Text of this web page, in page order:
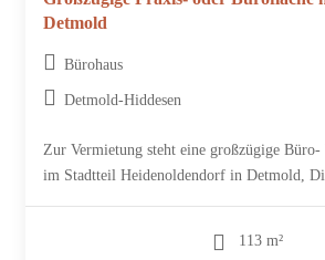
Detmold
Bürohaus
Detmold-Hiddesen
Zur Vermietung steht eine großzügige
im Stadtteil Heidenoldendorf in Detmold,
113 m²